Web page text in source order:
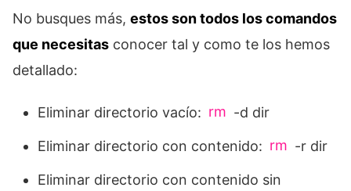
No busques más, estos son todos los comandos
que necesitas conocer tal y como te los hemos
detallado:
Eliminar directorio vacío: rm -d dir
Eliminar directorio con contenido: rm -r dir
Eliminar directorio con contenido sin